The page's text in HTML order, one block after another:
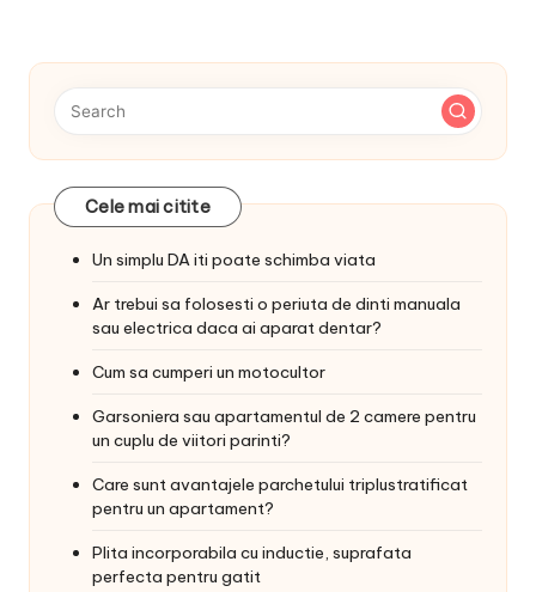
Cele mai citite
Un simplu DA iti poate schimba viata
Ar trebui sa folosesti o periuta de dinti manuala
sau electrica daca ai aparat dentar?
Cum sa cumperi un motocultor
Garsoniera sau apartamentul de 2 camere pentru
un cuplu de viitori parinti?
Care sunt avantajele parchetului triplustratificat
pentru un apartament?
Plita incorporabila cu inductie, suprafata
perfecta pentru gatit